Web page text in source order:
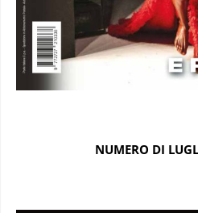
NUMERO DI